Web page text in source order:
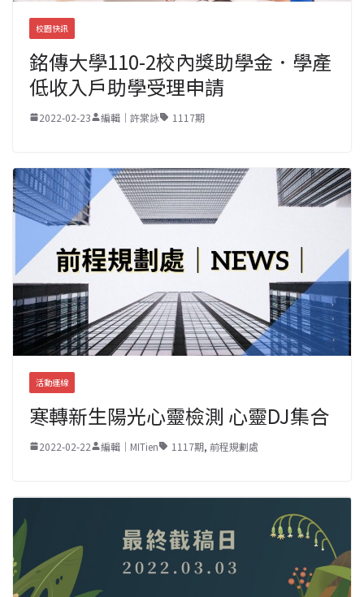
校園快訊
銘傳大學110-2校內獎助學金．學產
低收入戶助學受理申請
2022-02-23 編輯｜許棠詠 1117期
活動連線
寒轉新生陽光心靈檢測 心靈DJ集合
2022-02-22 編輯｜MITien 1117期, 前程規劃處